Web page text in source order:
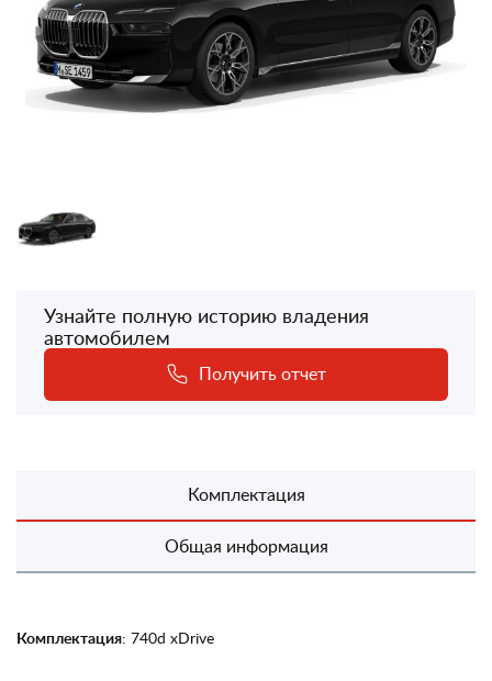
Узнайте полную историю владения
автомобилем
Получить отчет
Комплектация
Общая информация
Комплектация: 740d xDrive